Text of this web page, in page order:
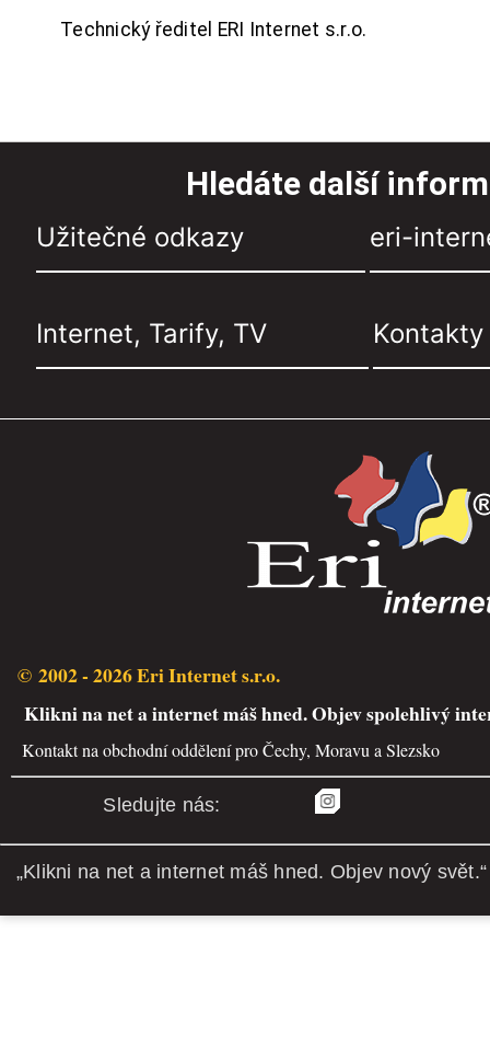
Technický ředitel ERI Internet s.r.o.
Hledáte další
Užitečné odkazy eri-
Internet, Tarify, TV Kontakty
© 2002 - 2026 Eri Internet s.r.o.
Klikni na net a internet máš hned. Objev spolehlivý
Kontakt na obchodní oddělení pro Čechy, Moravu a Slezsko
Sledujte nás:
„Klikni na net a internet máš hned. Objev nový svět.“